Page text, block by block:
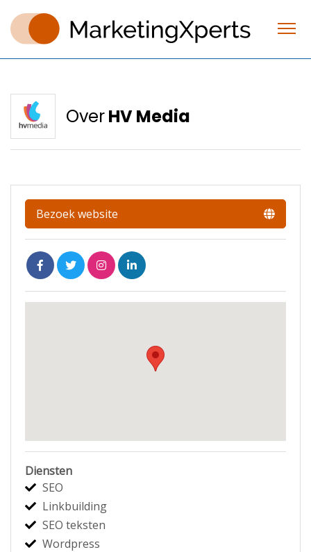
OverHV Media
Bezoek website
Diensten
SEO
Linkbuilding
SEO teksten
Wordpress